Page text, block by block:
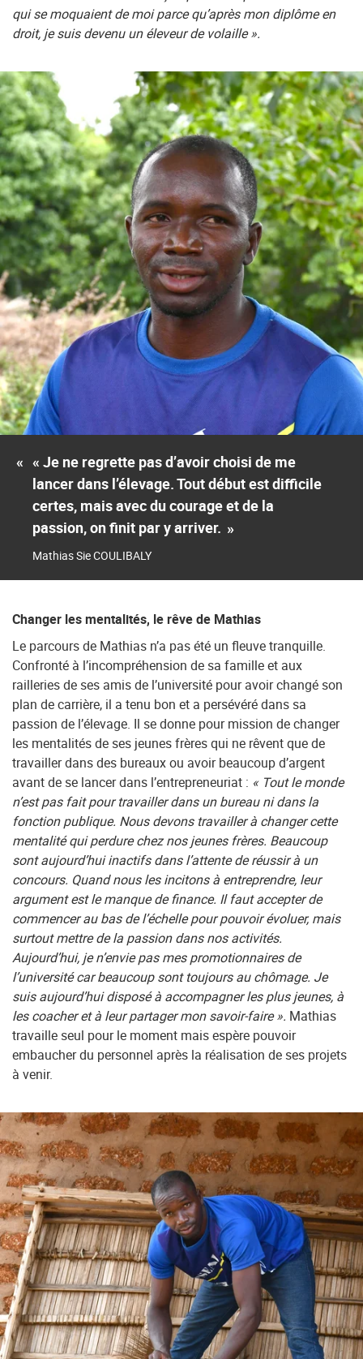
qui se moquaient de moi parce qu’après mon diplôme en
droit, je suis devenu un éleveur de volaille ».
« « Je ne regrette pas d’avoir choisi de me
lancer dans l’élevage. Tout début est difficile
certes, mais avec du courage et de la
passion, on finit par y arriver. »
Mathias Sie COULIBALY
Changer les mentalités, le rêve de Mathias
Le parcours de Mathias n’a pas été un fleuve tranquille.
Confronté à l’incompréhension de sa famille et aux
railleries de ses amis de l’université pour avoir changé son
plan de carrière, il a tenu bon et a persévéré dans sa
passion de l’élevage. Il se donne pour mission de changer
les mentalités de ses jeunes frères qui ne rêvent que de
travailler dans des bureaux ou avoir beaucoup d’argent
avant de se lancer dans l’entrepreneuriat : « Tout le monde
n’est pas fait pour travailler dans un bureau ni dans la
fonction publique. Nous devons travailler à changer cette
mentalité qui perdure chez nos jeunes frères. Beaucoup
sont aujourd’hui inactifs dans l’attente de réussir à un
concours. Quand nous les incitons à entreprendre, leur
argument est le manque de finance. Il faut accepter de
commencer au bas de l’échelle pour pouvoir évoluer, mais
surtout mettre de la passion dans nos activités.
Aujourd’hui, je n’envie pas mes promotionnaires de
l’université car beaucoup sont toujours au chômage. Je
suis aujourd’hui disposé à accompagner les plus jeunes, à
les coacher et à leur partager mon savoir-faire ». Mathias
travaille seul pour le moment mais espère pouvoir
embaucher du personnel après la réalisation de ses projets
à venir.